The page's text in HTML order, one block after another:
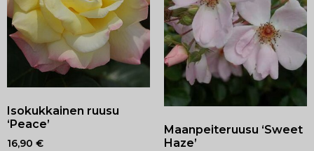
Isokukkainen ruusu
‘Peace’
16,90 €
Maanpeiteruusu ‘Sweet
Haze’